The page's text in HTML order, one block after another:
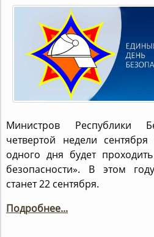
Министров Республики
четвертой недели
одного дня будет
безопасности». В этом
станет 22 сентября.
Подробнее...